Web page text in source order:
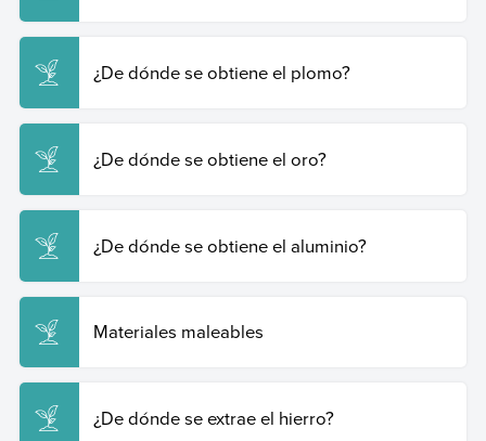
Copiar cita
¿De dónde se obtiene el plomo?
¿De dónde se obtiene el oro?
¿De dónde se obtiene el aluminio?
Materiales maleables
¿De dónde se extrae el hierro?